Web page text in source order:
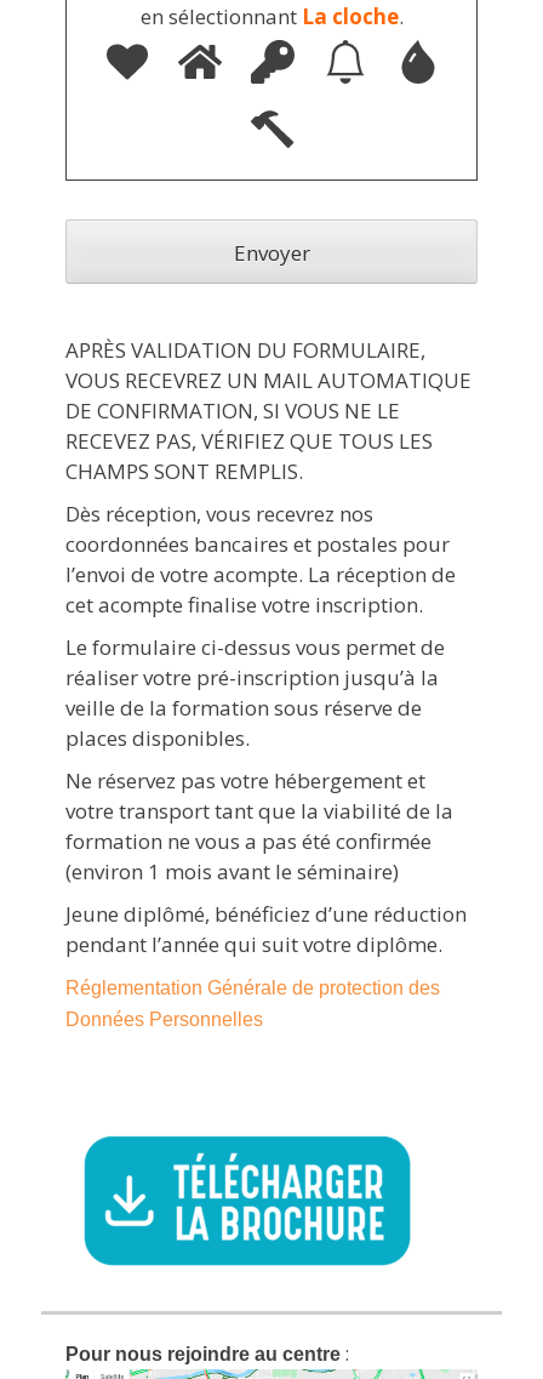
en sélectionnant La cloche.
APRÈS VALIDATION DU FORMULAIRE,
VOUS RECEVREZ UN MAIL AUTOMATIQUE
DE CONFIRMATION, SI VOUS NE LE
RECEVEZ PAS, VÉRIFIEZ QUE TOUS LES
CHAMPS SONT REMPLIS.
Dès réception, vous recevrez nos
coordonnées bancaires et postales pour
l’envoi de votre acompte. La réception de
cet acompte finalise votre inscription.
Le formulaire ci-dessus vous permet de
réaliser votre pré-inscription jusqu’à la
veille de la formation sous réserve de
places disponibles.
Ne réservez pas votre hébergement et
votre transport tant que la viabilité de la
formation ne vous a pas été confirmée
(environ 1 mois avant le séminaire)
Jeune diplômé, bénéficiez d’une réduction
pendant l’année qui suit votre diplôme.
Réglementation Générale de protection des
Données Personnelles
Pour nous rejoindre au centre :